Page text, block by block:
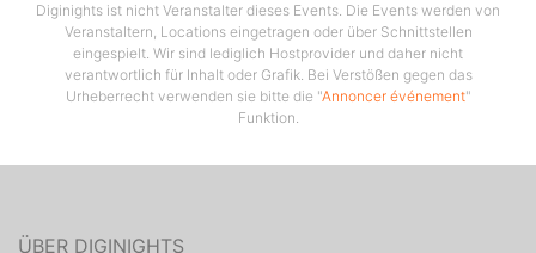
Diginights ist nicht Veranstalter dieses Events. Die Events werden von
Veranstaltern, Locations eingetragen oder über Schnittstellen
eingespielt. Wir sind lediglich Hostprovider und daher nicht
verantwortlich für Inhalt oder Grafik. Bei Verstößen gegen das
Urheberrecht verwenden sie bitte die "Annoncer événement"
Funktion.
ÜBER DIGINIGHTS